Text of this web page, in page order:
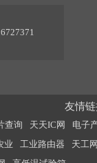
友情
查询 天天IC网
电子
业 工业路由器
天工